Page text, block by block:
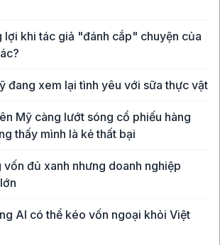
lợi khi tác giả "đánh cắp" chuyện của
đang xem lại tình yêu với sữa thực vật
Mỹ càng lướt sóng cổ phiếu hàng
thấy mình là kẻ thất bại
vốn đủ xanh nhưng doanh nghiệp
AI có thể kéo vốn ngoại khỏi Việt